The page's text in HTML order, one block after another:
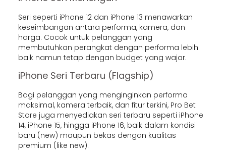
Seri seperti iPhone 12 dan iPhone 13 menawarkan
keseimbangan antara performa, kamera, dan
harga. Cocok untuk pelanggan yang
membutuhkan perangkat dengan performa lebih
baik namun tetap dengan budget yang wajar.
iPhone Seri Terbaru (Flagship)
Bagi pelanggan yang menginginkan performa
maksimal, kamera terbaik, dan fitur terkini, Pro Bet
Store juga menyediakan seri terbaru seperti iPhone
14, iPhone 15, hingga iPhone 16, baik dalam kondisi
baru (new) maupun bekas dengan kualitas
premium (like new).